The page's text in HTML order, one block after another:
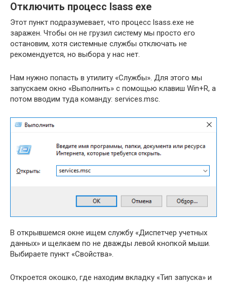
Отключить процесс lsass exe
Этот пункт подразумевает, что процесс lsass.exe не
заражен. Чтобы он не грузил систему мы просто его
остановим, хотя системные службы отключать не
рекомендуется, но выбора у нас нет.
Нам нужно попасть в утилиту «Службы». Для этого мы
запускаем окно «Выполнить» с помощью клавиш Win+R, а
потом вводим туда команду: services.msc.
В открывшемся окне ищем службу «Диспетчер учетных
данных» и щелкаем по не дважды левой кнопкой мыши.
Выбираете пункт «Свойства».
Откроется окошко, где находим вкладку «Тип запуска» и